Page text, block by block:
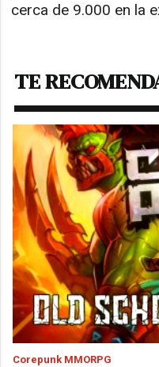
cerca de 9.000 en la
TE
Corepunk MMORPG